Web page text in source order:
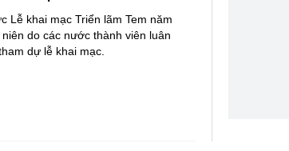
Lễ khai mạc Triển lãm Tem năm
do các nước thành viên luân
dự lễ khai mạc.